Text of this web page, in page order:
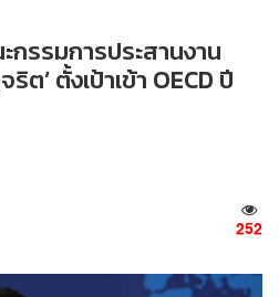
รรมการประสานงาน
ต’ ตั้งเป้าเข้า OECD ปี
252